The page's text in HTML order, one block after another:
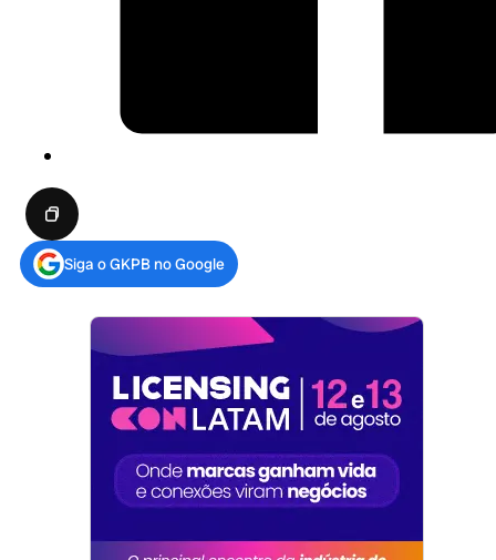
Siga o GKPB no Google